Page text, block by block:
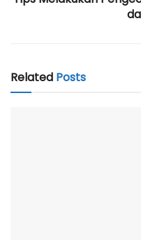
Related Posts